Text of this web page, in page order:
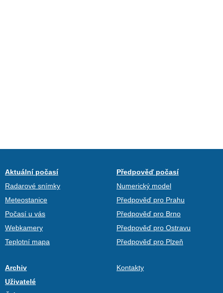
Aktuální počasí
Radarové snímky
Meteostanice
Počasí u vás
Webkamery
Teplotní mapa
Předpověď počasí
Numerický model
Předpověď pro Prahu
Předpověď pro Brno
Předpověď pro Ostravu
Předpověď pro Plzeň
Archiv
Uživatelé
Kontakty